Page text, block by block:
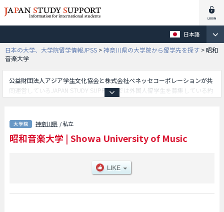
日本語
日本の大学、大学院留学情報JPSS >神奈川県の大学院から留学先を探す >昭和
音楽大学
公益財団法人アジア学生文化協会と株式会社ベネッセコーポレーションが共
同運営しているJAPAN STUDY SUPPORTでは外国人留学生を募集している約
研究科別情報や、募集定員や合格者数など入試情報、施設案内、アクセスな
ど外国人留学生に必要な情報を掲載しているので是非ご利用ください。
神奈川県 / 私立
昭和音楽大学 | Showa University of Music